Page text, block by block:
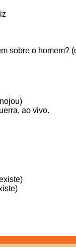
sobre o homem?
ao vivo.